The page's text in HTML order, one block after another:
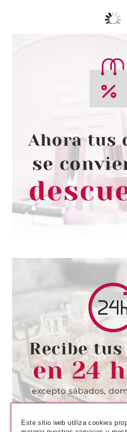
ESSENCE
SOMBRAS DE
Pvr 2.99€
-16%
ESSENCE
ESSENCE LIFE IN
DISCO
Pvr 2.99€
-20%
Este sitio web utiliza cookies